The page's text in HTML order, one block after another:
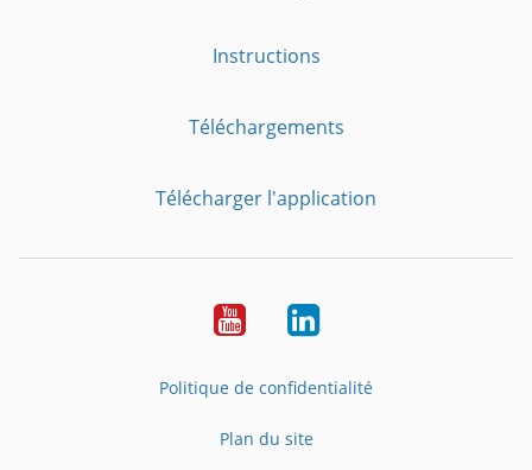
Instructions
Téléchargements
Télécharger l'application
YouTubeLinkedIn
Politique de confidentialité
Plan du site